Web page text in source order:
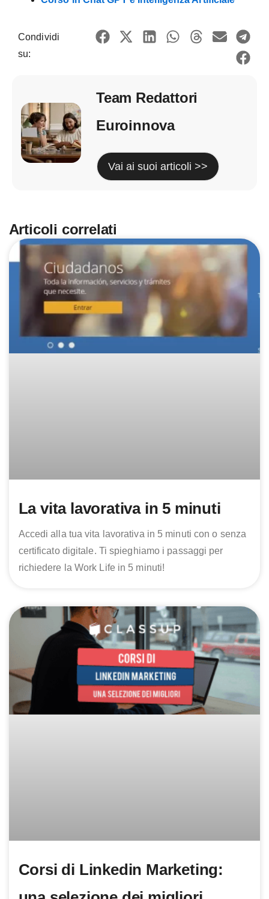
Condividi
su:
Team Redattori
Euroinnova
Vai ai suoi articoli >>
Articoli correlati
La vita lavorativa in 5 minuti
Accedi alla tua vita lavorativa in 5 minuti con o senza
certificato digitale. Ti spieghiamo i passaggi per
richiedere la Work Life in 5 minuti!
Corsi di Linkedin Marketing: